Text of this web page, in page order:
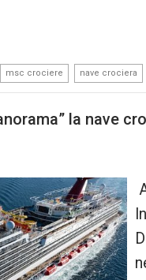
msc crociere nave crociera
la nave